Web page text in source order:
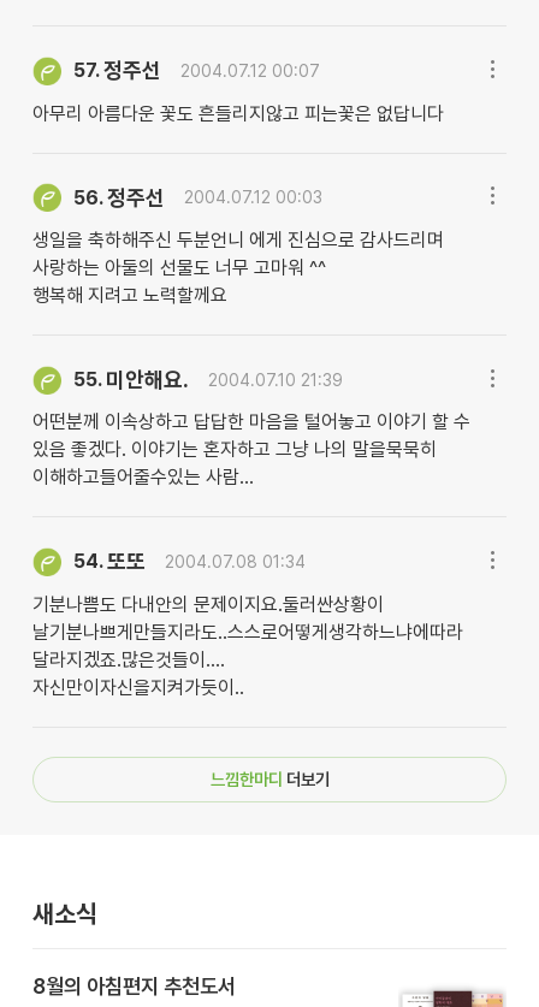
57.정주선 2004.07.12 00:07
아무리 아름다운 꽃도 흔들리지않고 피는꽃은 없답니다
56.정주선 2004.07.12 00:03
생일을 축하해주신 두분언니 에게 진심으로 감사드리며
사랑하는 아둘의 선물도 너무 고마워 ^^
행복해 지려고 노력할께요
55. 미안해요. 2004.07.10 21:39
어떤분께 이속상하고 답답한 마음을 털어놓고 이야기 할 수
있음 좋겠다. 이야기는 혼자하고 그냥 나의 말을묵묵히
이해하고들어줄수있는 사람...
54.또또 2004.07.08 01:34
기분나쁨도 다내안의 문제이지요.둘러싼상황이
날기분나쁘게만들지라도..스스로어떻게생각하느냐에따라
달라지겠죠.많은것들이....
자신만이자신을지켜가듯이..
느낌한마디 더보기
새소식
8월의 아침편지 추천도서